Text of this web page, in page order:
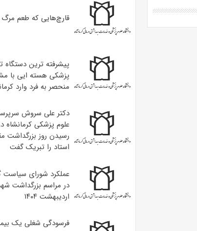
قارچ‌هایی که طعم مرگ
پیشرفته ترین دستگاه
پزشکی هسته ایی با
منحصر به فرد وارد
دکتر علی سروش
علوم پزشکی کرمانشاه
رسیدن روز بزرگداشت
استاد را تبریک گفت
عملکرد شورای
در مراسم بزرگداشت
اردیبهشت ۱۴۰۴
فرسودگی شغلی یک